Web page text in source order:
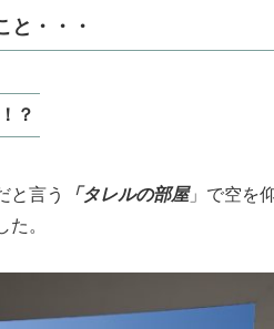
と・・・
？
と言う 「タレルの部屋」で空を
。